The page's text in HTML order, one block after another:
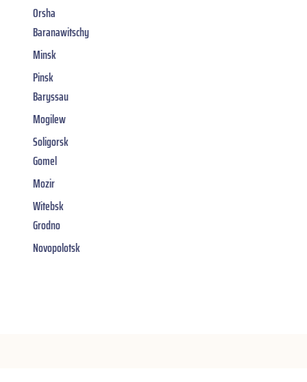
Orsha
Baranawitschy
Minsk
Pinsk
Baryssau
Mogilew
Soligorsk
Gomel
Mozir
Witebsk
Grodno
Novopolotsk